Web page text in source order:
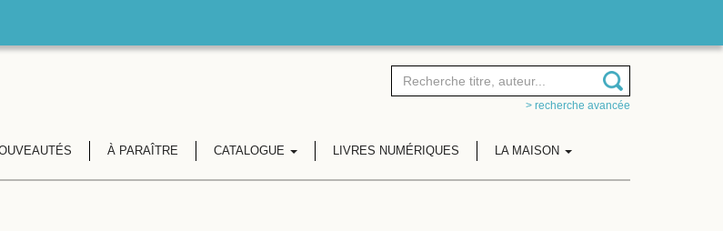
> recherche avancée
À PARAÎTRE CATALOGUE LIVRES NUMÉRIQUES LA MAISON